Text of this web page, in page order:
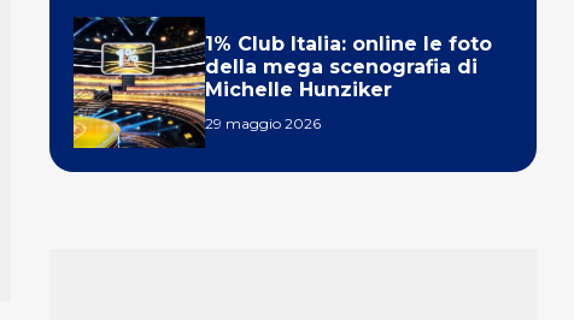
1% Club Italia: online le foto
della mega scenografia di
Michelle Hunziker
29 maggio 2026